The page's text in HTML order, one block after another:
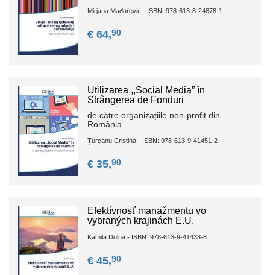
Mirjana Mađarević - ISBN: 978-613-8-24878-1
€ 64,90
Utilizаrеа ,,Sосiаl Mеdiа” în
Strângеrеа de Fоnduri
de cătrе orgаnizаțiilе nоn-prоfit din
Rоmâniа
Țurcanu Cristina - ISBN: 978-613-9-41451-2
€ 35,90
Efektívnosť manažmentu vo
vybraných krajinách E.U.
Kamila Dolna - ISBN: 978-613-9-41433-8
€ 45,90